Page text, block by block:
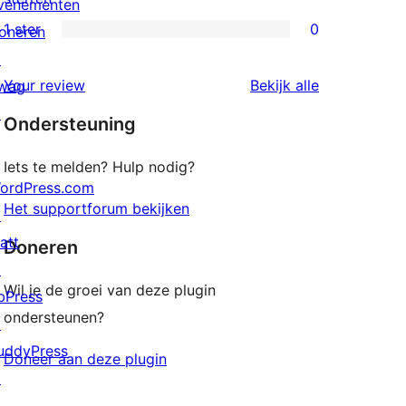
beoordelingen
2
beoordelingen
0
sterren
beoordelingen
1 ster 0
Your review Bekijk alle
Ondersteuning
Iets te melden? Hulp nodig?
Het supportforum bekijken
Doneren
Wil je de groei van deze plugin
ondersteunen?
Doneer aan deze plugin